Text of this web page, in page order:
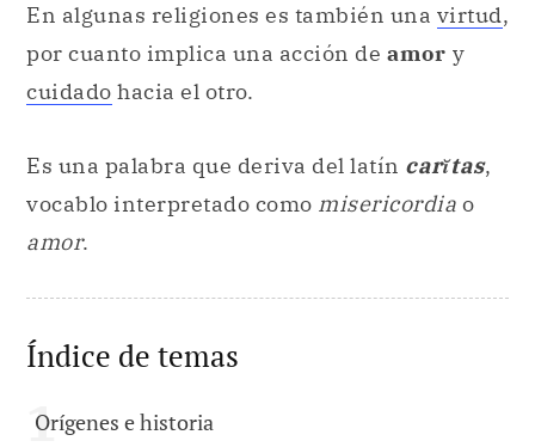
En algunas religiones es también una virtud,
por cuanto implica una acción de amor y
cuidado hacia el otro.
Es una palabra que deriva del latín carĭtas,
vocablo interpretado como misericordia o
amor.
Índice de temas
Orígenes e historia